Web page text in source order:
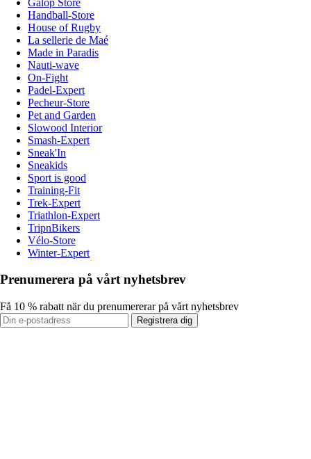
Handball-Store
House of Rugby
La sellerie de Maé
Made in Paradis
Nauti-wave
On-Fight
Padel-Expert
Pecheur-Store
Pet and Garden
Slowood Interior
Smash-Expert
Sneak'In
Sneakids
Sport is good
Training-Fit
Trek-Expert
Triathlon-Expert
TripnBikers
Vélo-Store
Winter-Expert
Prenumerera på vårt nyhetsbrev
Få 10 % rabatt när du prenumererar på vårt nyhetsbrev
Registrera dig